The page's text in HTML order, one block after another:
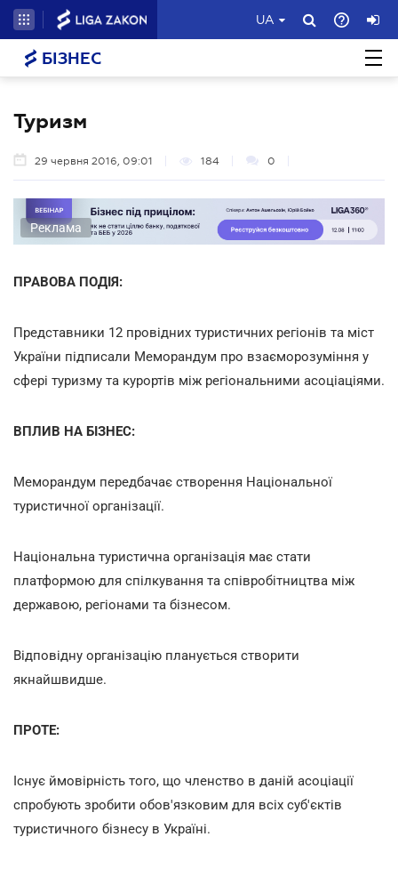
UA
БІЗНЕС
Туризм
29 червня 2016, 09:01 184 0
Реклама
ПРАВОВА ПОДІЯ:
Представники 12 провідних туристичних регіонів та міст
України підписали Меморандум про взаєморозуміння у
сфері туризму та курортів між регіональними асоціаціями.
ВПЛИВ НА БІЗНЕС:
Меморандум передбачає створення Національної
туристичної організації.
Національна туристична організація має стати
платформою для спілкування та співробітництва між
державою, регіонами та бізнесом.
Відповідну організацію планується створити
якнайшвидше.
ПРОТЕ:
Існує ймовірність того, що членство в даній асоціації
спробують зробити обов'язковим для всіх суб'єктів
туристичного бізнесу в Україні.